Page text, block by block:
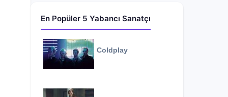
En Popüler 5 Yabancı Sanatçı
Coldplay